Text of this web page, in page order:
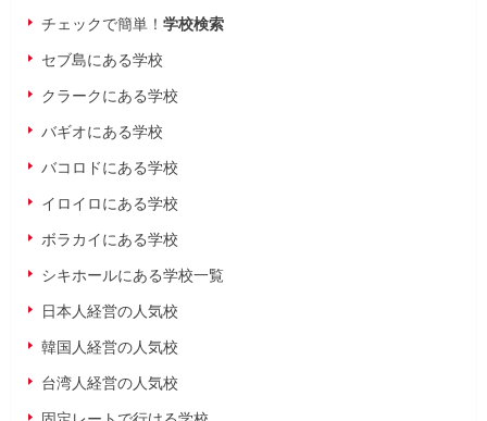
チェックで簡単！ 学校検索
セブ島にある学校
クラークにある学校
バギオにある学校
バコロドにある学校
イロイロにある学校
ボラカイにある学校
シキホールにある学校一覧
日本人経営の人気校
韓国人経営の人気校
台湾人経営の人気校